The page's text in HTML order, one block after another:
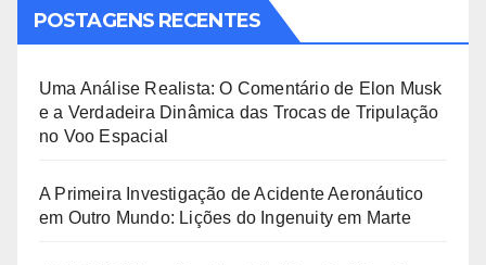
POSTAGENS RECENTES
Uma Análise Realista: O Comentário de Elon Musk
e a Verdadeira Dinâmica das Trocas de Tripulação
no Voo Espacial
A Primeira Investigação de Acidente Aeronáutico
em Outro Mundo: Lições do Ingenuity em Marte